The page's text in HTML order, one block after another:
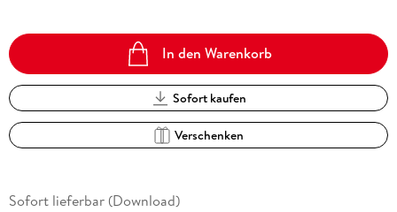
In den Warenkorb
Sofort kaufen
Verschenken
Sofort lieferbar (Download)